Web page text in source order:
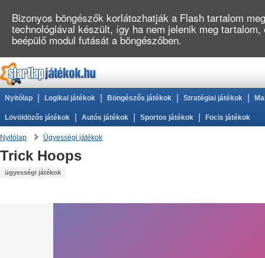
Nyitólap Logikai játékok Böngészős játékok Stratégiai játékok
Lövöldözős játékok Autós játékok Sportos játékok Focis játékok
Nyitólap Ügyességi játékok
Trick Hoops
ügyességi játékok
Bizonyos böngészők korlátozhatják a Flash tartalom
technológiával készült, így ha nem jelenik meg
beépülő modul futását a böngészőben.